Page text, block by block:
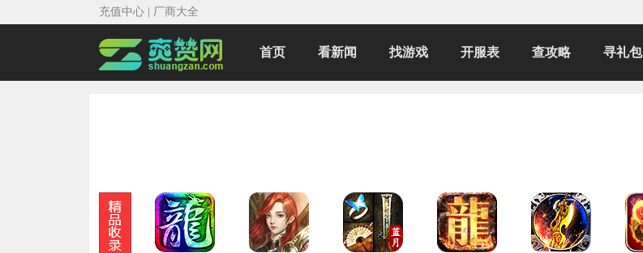
充值中心 厂商大全
首页 看新闻 找游戏 开服表 查攻略 寻礼包